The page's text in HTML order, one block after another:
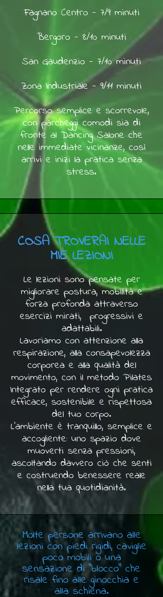
Fagnano Centro - 7/9 minuti
Bergoro - 8/10 minuti
San Gaudenzio - 7/10 minuti
Zona Industriale - 9/11 minuti
Percorso semplice e scorrevole,
con parcheggi comodi sia di
fronte al Dancing Salone che
nelle immediate vicinanze, così
arrivi e inizi la pratica senza
stress.
COSA TROVERAI NELLE
MIE LEZIONI
Le lezioni sono pensate per
migliorare postura, mobilità e
forza profonda attraverso
esercizi mirati, progressivi e
adattabili.
Lavoriamo con attenzione alla
respirazione, alla consapevolezza
corporea e alla qualità del
movimento, con il metodo Pilates
Integrato per rendere ogni pratica
efficace, sostenibile e rispettosa
del tuo corpo.
L'ambiente è tranquillo, semplice e
accogliente: uno spazio dove
muoverti senza pressioni,
ascoltando davvero ciò che senti
e costruendo benessere reale
nella tua quotidianità.
Molte persone arrivano alle
lezioni con piedi rigidi, caviglie
poco mobili o una
sensazione di "blocco" che
risale fino alle ginocchia e
alla schiena.